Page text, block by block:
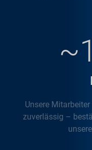
Unsere
zuverlässig –